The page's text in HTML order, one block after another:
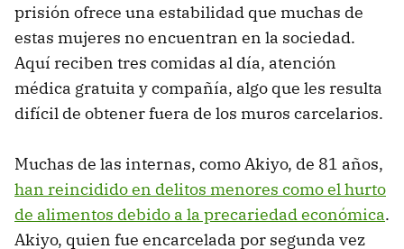
prisión ofrece una estabilidad que muchas de
estas mujeres no encuentran en la sociedad.
Aquí reciben tres comidas al día, atención
médica gratuita y compañía, algo que les resulta
difícil de obtener fuera de los muros carcelarios.
Muchas de las internas, como Akiyo, de 81 años,
han reincidido en delitos menores como el hurto
de alimentos debido a la precariedad económica.
Akiyo, quien fue encarcelada por segunda vez